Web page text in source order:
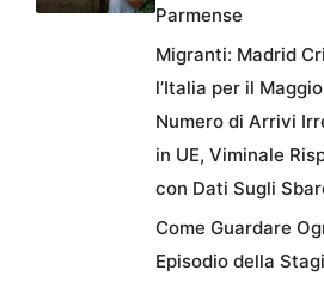
Parmense
Migranti: Madrid
l’Italia per il
Numero di Arrivi
in UE, Viminale
con Dati Sugli
Come Guardare
Episodio della